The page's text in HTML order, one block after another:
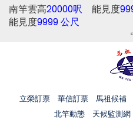
南竿雲高20000呎 能見度
能見度9999 公尺
立榮訂票 華信訂票 馬祖候補
北竿動態
天候監測網